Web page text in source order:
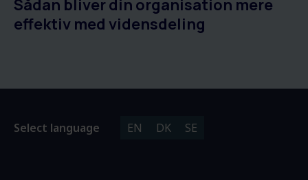
Sådan bliver din organisation mere
effektiv med vidensdeling
Select language EN DK SE